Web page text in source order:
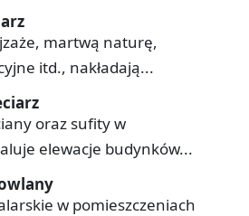
martwą naturę,
itd., nakładają...
oraz sufity w
elewacje budynków...
w pomieszczeniach